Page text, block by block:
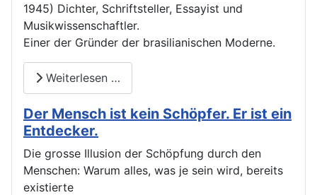
1945) Dichter, Schriftsteller, Essayist und
Musikwissenschaftler.
Einer der Gründer der brasilianischen Moderne.
Weiterlesen …
Der Mensch ist kein Schöpfer. Er ist ein
Entdecker.
Die grosse Illusion der Schöpfung durch den
Menschen: Warum alles, was je sein wird, bereits
existierte